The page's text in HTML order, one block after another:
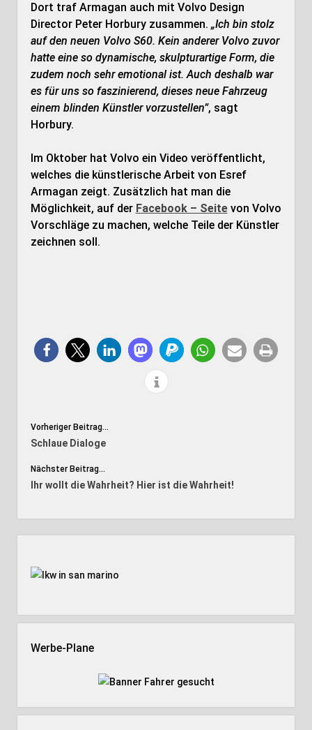
Dort traf Armagan auch mit Volvo Design
Director Peter Horbury zusammen. „Ich bin stolz
auf den neuen Volvo S60. Kein anderer Volvo zuvor
hatte eine so dynamische, skulpturartige Form, die
zudem noch sehr emotional ist. Auch deshalb war
es für uns so faszinierend, dieses neue Fahrzeug
einem blinden Künstler vorzustellen”, sagt
Horbury.
Im Oktober hat Volvo ein Video veröffentlicht,
welches die künstlerische Arbeit von Esref
Armagan zeigt. Zusätzlich hat man die
Möglichkeit, auf der Facebook – Seitevon Volvo
Vorschläge zu machen, welche Teile der Künstler
zeichnen soll.
Vorheriger Beitrag...
Schlaue Dialoge
Nächster Beitrag...
Ihr wollt die Wahrheit? Hier ist die Wahrheit!
Werbe-Plane